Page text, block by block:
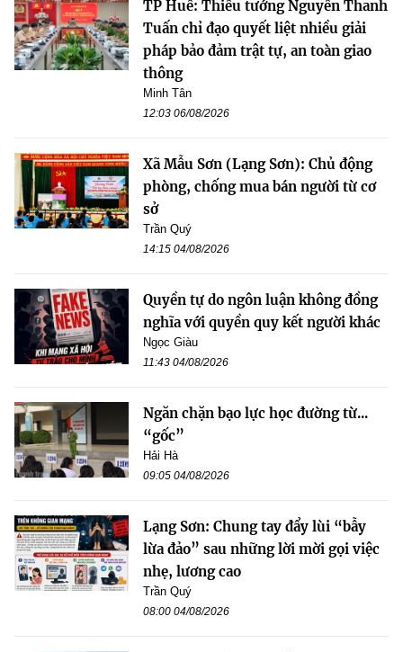
TP Huế: Thiếu tướng Nguyễn Thanh
Tuấn chỉ đạo quyết liệt nhiều giải
pháp bảo đảm trật tự, an toàn giao
thông
Minh Tân
12:03 06/08/2026
Xã Mẫu Sơn (Lạng Sơn): Chủ động
phòng, chống mua bán người từ cơ
sở
Trần Quý
14:15 04/08/2026
Quyền tự do ngôn luận không đồng
nghĩa với quyền quy kết người khác
Ngọc Giàu
11:43 04/08/2026
Ngăn chặn bạo lực học đường từ...
“gốc”
Hải Hà
09:05 04/08/2026
Lạng Sơn: Chung tay đẩy lùi “bẫy
lừa đảo” sau những lời mời gọi việc
nhẹ, lương cao
Trần Quý
08:00 04/08/2026